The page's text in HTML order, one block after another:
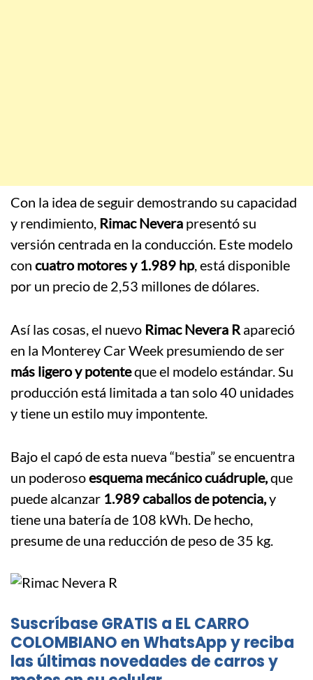
Con la idea de seguir demostrando su capacidad
y rendimiento, Rimac Nevera presentó su
versión centrada en la conducción. Este modelo
con cuatro motores y 1.989 hp, está disponible
por un precio de 2,53 millones de dólares.
Así las cosas, el nuevo Rimac Nevera R apareció
en la Monterey Car Week presumiendo de ser
más ligero y potenteque el modelo estándar. Su
producción está limitada a tan solo 40 unidades
y tiene un estilo muy impontente.
Bajo el capó de esta nueva “bestia” se encuentra
un poderosoesquema mecánico cuádruple,que
puede alcanzar 1.989 caballos de potencia,y
tiene una batería de 108 kWh. De hecho,
presume de una reducción de peso de 35 kg.
Suscríbase GRATIS a EL CARRO
COLOMBIANO en WhatsApp y reciba
las últimas novedades de carros y